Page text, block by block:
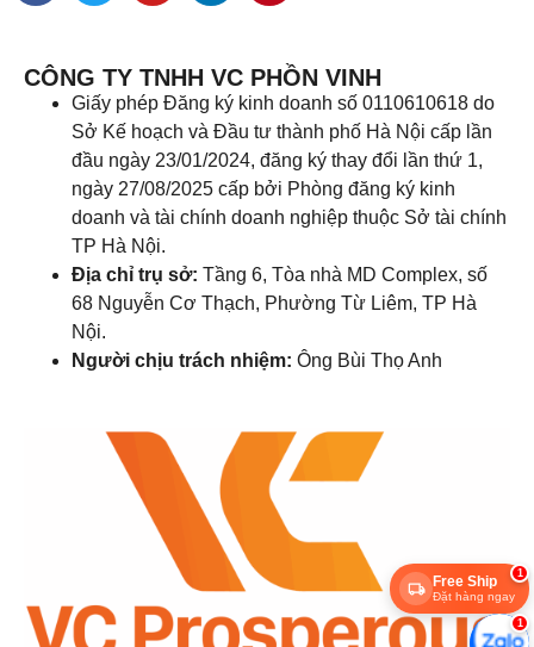
CÔNG TY TNHH VC PHỒN VINH
Giấy phép Đăng ký kinh doanh số 0110610618 do
Sở Kế hoạch và Đầu tư thành phố Hà Nội cấp lần
đầu ngày 23/01/2024, đăng ký thay đổi lần thứ 1,
ngày 27/08/2025 cấp bởi Phòng đăng ký kinh
doanh và tài chính doanh nghiệp thuộc Sở tài chính
TP Hà Nội.
Địa chỉ trụ sở: Tầng 6, Tòa nhà MD Complex, số
68 Nguyễn Cơ Thạch, Phường Từ Liêm, TP Hà
Nội.
Người chịu trách nhiệm: Ông Bùi Thọ Anh
1
Free Ship
Đặt hàng ngay
1